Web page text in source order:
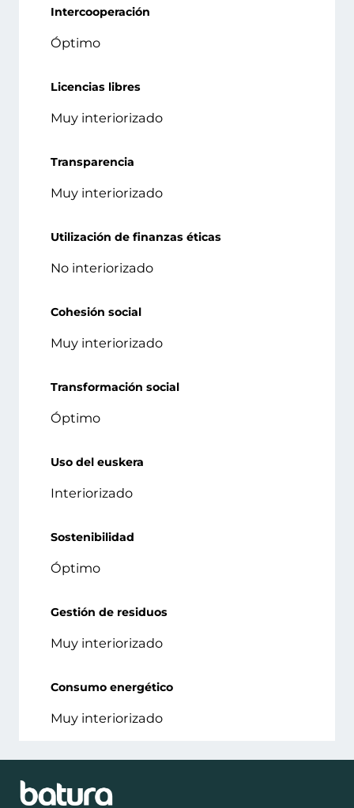
Intercooperación
Óptimo
Licencias libres
Muy interiorizado
Transparencia
Muy interiorizado
Utilización de finanzas éticas
No interiorizado
Cohesión social
Muy interiorizado
Transformación social
Óptimo
Uso del euskera
Interiorizado
Sostenibilidad
Óptimo
Gestión de residuos
Muy interiorizado
Consumo energético
Muy interiorizado